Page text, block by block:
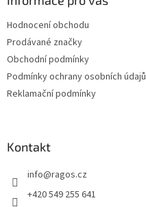
Hodnocení obchodu
Prodávané značky
Obchodní podmínky
Podmínky ochrany osobních údajů
Reklamační podmínky
Kontakt
info@ragos.cz
+420 549 255 641